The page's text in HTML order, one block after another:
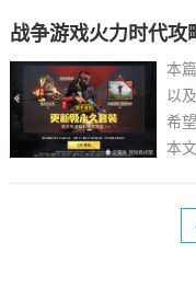
战争游戏火力时代攻
本
以
希
本